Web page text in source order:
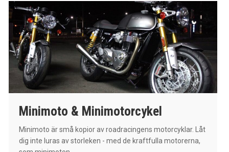
Minimoto & Minimotorcykel
Minimoto är små kopior av roadracingens motorcyklar. Låt
dig inte luras av storleken - med de kraftfulla motorerna,